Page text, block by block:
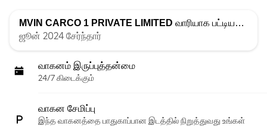
MVIN CARCO 1 PRIVATE LIMITED வாரியாக பட்டியலிடப்பட்டது
ஜூன் 2024 சேர்ந்தார்
வாகனம் இருப்புத்தன்மை
24/7 கிடைக்கும்
வாகன சேமிப்பு
இந்த வாகனத்தை பாதுகாப்பான இடத்தில் நிறுத்துவது உங்கள்